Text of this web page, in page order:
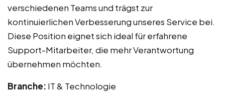
verschiedenen Teams und trägst zur
kontinuierlichen Verbesserung unseres Service bei.
Diese Position eignet sich ideal für erfahrene
Support-Mitarbeiter, die mehr Verantwortung
übernehmen möchten.
Branche: IT & Technologie